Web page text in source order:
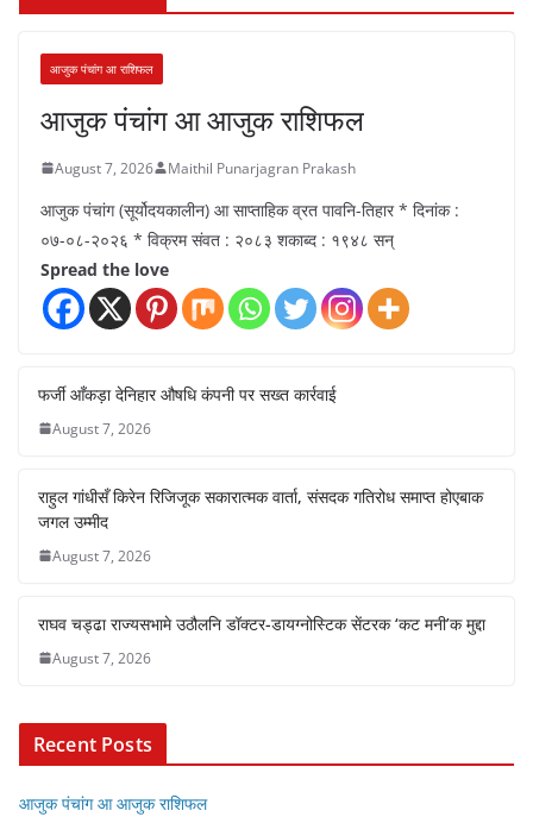
आजुक पंचांग आ राशिफल
आजुक पंचांग आ आजुक राशिफल
August 7, 2026 Maithil Punarjagran Prakash
आजुक पंचांग (सूर्योदयकालीन) आ साप्ताहिक व्रत पावनि-तिहार * दिनांक :
०७-०८-२०२६ * विक्रम संवत : २०८३ शकाब्द : १९४८ सन्
Spread the love
फर्जी आँकड़ा देनिहार औषधि कंपनी पर सख्त कार्रवाई
August 7, 2026
राहुल गांधीसँ किरेन रिजिजूक सकारात्मक वार्ता, संसदक गतिरोध समाप्त होएबाक
जगल उम्मीद
August 7, 2026
राघव चड्ढा राज्यसभामे उठौलनि डॉक्टर-डायग्नोस्टिक सेंटरक ‘कट मनी’क मुद्दा
August 7, 2026
Recent Posts
आजुक पंचांग आ आजुक राशिफल